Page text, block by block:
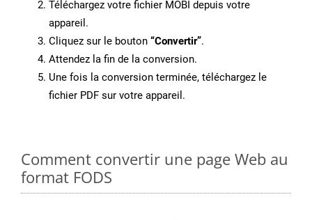
Téléchargez votre fichier MOBI depuis votre
appareil.
Cliquez sur le bouton “Convertir”.
Attendez la fin de la conversion.
Une fois la conversion terminée, téléchargez le
fichier PDF sur votre appareil.
Comment convertir une page Web au
format FODS